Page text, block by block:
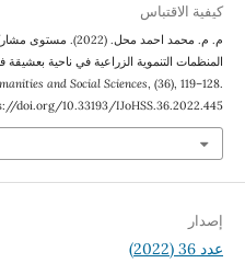
كيفية الاقتباس
م. م. محمد احمد محل.
المنظمات التنموية الزراعية في ناحية
and Social Sciences , (36), 119–128.
doi.org/10.33193/IJoHSS.36.2022.445
إصدار
عدد 36 (2022)